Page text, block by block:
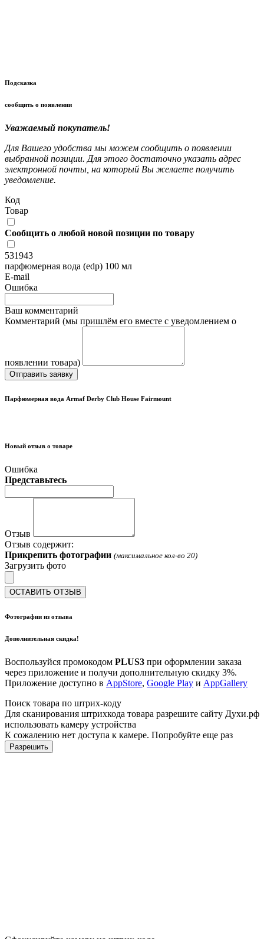
Подсказка
сообщить о появлении
Уважаемый покупатель!
Для Вашего удобства мы можем сообщить о появлении
выбранной позиции. Для этого достаточно указать адрес
электронной почты, на который Вы желаете получить
уведомление.
Код
Товар
Сообщить о любой новой позиции по товару
531943
парфюмерная вода (edp) 100 мл
E-mail
Ошибка
Ваш комментарий
Комментарий (мы пришлём его вместе с уведомлением о
появлении товара)
Отправить заявку
Парфюмерная вода Armaf Derby Club House Fairmount
Новый отзыв о товаре
Ошибка
Представьтесь
Отзыв
Отзыв содержит:
Прикрепить фотографии (максимальное кол-во 20)
Загрузить фото
ОСТАВИТЬ ОТЗЫВ
Фотографии из отзыва
Дополнительная скидка!
Воспользуйся промокодом PLUS3 при оформлении заказа
через приложение и получи дополнительную скидку 3%.
Приложение доступно в AppStore, Google Play и AppGallery
Поиск товара по штрих-коду
Для сканирования штрихкода товара разрешите сайту Духи.рф
использовать камеру устройства
К сожалению нет доступа к камере. Попробуйте еще раз
Разрешить